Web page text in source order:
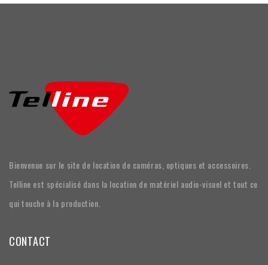
Bienvenue sur le site de location de caméras, optiques et accessoires.
Telline est spécialisé dans la location de matériel audio-visuel et tout ce
qui touche à la production.
CONTACT